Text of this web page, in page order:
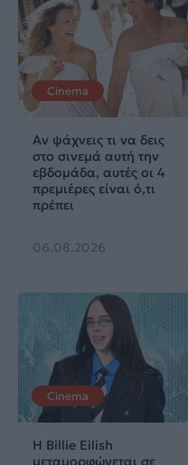
Cinema
Αν ψάχνεις τι να δεις
στο σινεμά αυτή την
εβδομάδα, αυτές οι 4
πρεμιέρες είναι ό,τι
πρέπει
06.08.2026
Cinema
Η Billie Eilish
μεταμορφώνεται σε